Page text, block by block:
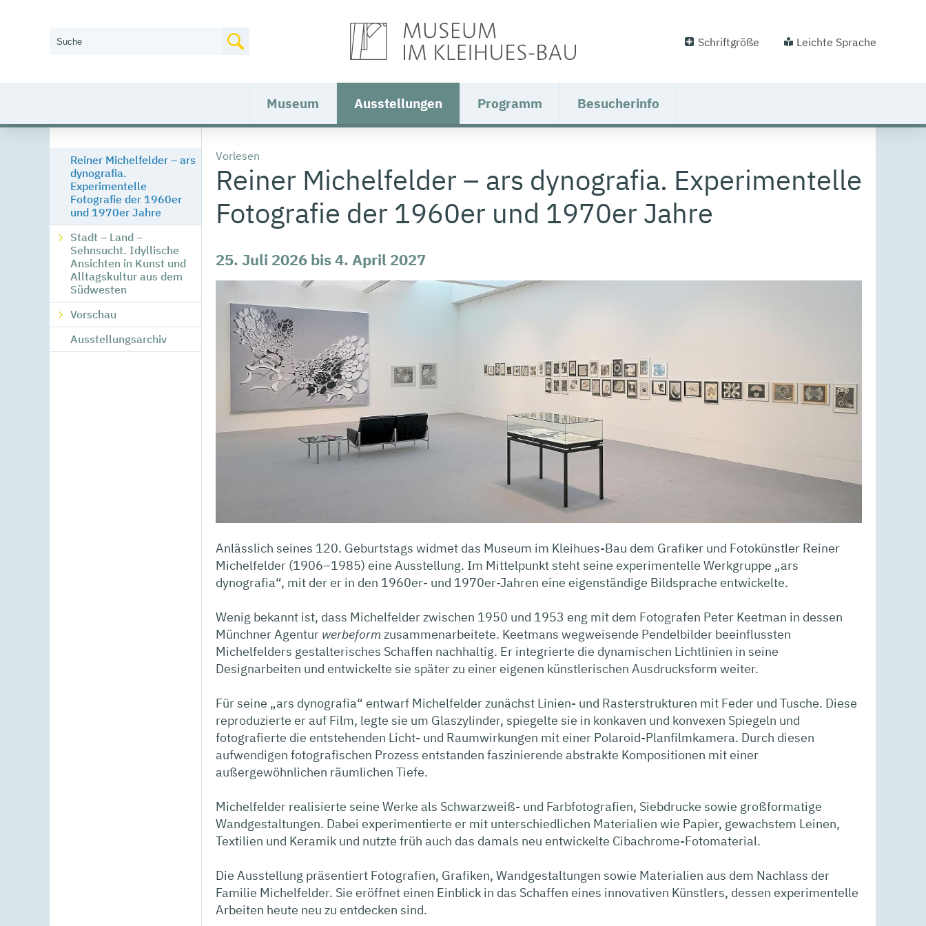
Schriftgröße
Leichte Sprache
Museum Ausstellungen Programm Besucherinfo
Reiner Michelfelder – ars
dynografia.
Experimentelle
Fotografie der 1960er
und 1970er Jahre
Stadt – Land –
Sehnsucht. Idyllische
Ansichten in Kunst und
Alltagskultur aus dem
Südwesten
Vorschau
Ausstellungsarchiv
Vorlesen
Reiner Michelfelder – ars dynografia. Experimentelle
Fotografie der 1960er und 1970er Jahre
25. Juli 2026 bis 4. April 2027
Anlässlich seines 120. Geburtstags widmet das Museum im Kleihues-Bau dem Grafiker und Fotokünstler Reiner
Michelfelder (1906–1985) eine Ausstellung. Im Mittelpunkt steht seine experimentelle Werkgruppe „ars
dynografia“, mit der er in den 1960er- und 1970er-Jahren eine eigenständige Bildsprache entwickelte.
Wenig bekannt ist, dass Michelfelder zwischen 1950 und 1953 eng mit dem Fotografen Peter Keetman in dessen
Münchner Agentur werbeform zusammenarbeitete. Keetmans wegweisende Pendelbilder beeinflussten
Michelfelders gestalterisches Schaffen nachhaltig. Er integrierte die dynamischen Lichtlinien in seine
Designarbeiten und entwickelte sie später zu einer eigenen künstlerischen Ausdrucksform weiter.
Für seine „ars dynografia“ entwarf Michelfelder zunächst Linien- und Rasterstrukturen mit Feder und Tusche. Diese
reproduzierte er auf Film, legte sie um Glaszylinder, spiegelte sie in konkaven und konvexen Spiegeln und
fotografierte die entstehenden Licht- und Raumwirkungen mit einer Polaroid-Planfilmkamera. Durch diesen
aufwendigen fotografischen Prozess entstanden faszinierende abstrakte Kompositionen mit einer
außergewöhnlichen räumlichen Tiefe.
Michelfelder realisierte seine Werke als Schwarzweiß- und Farbfotografien, Siebdrucke sowie großformatige
Wandgestaltungen. Dabei experimentierte er mit unterschiedlichen Materialien wie Papier, gewachstem Leinen,
Textilien und Keramik und nutzte früh auch das damals neu entwickelte Cibachrome-Fotomaterial.
Die Ausstellung präsentiert Fotografien, Grafiken, Wandgestaltungen sowie Materialien aus dem Nachlass der
Familie Michelfelder. Sie eröffnet einen Einblick in das Schaffen eines innovativen Künstlers, dessen experimentelle
Arbeiten heute neu zu entdecken sind.